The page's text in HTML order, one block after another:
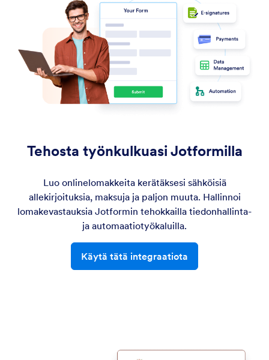
Tehosta työnkulkuasi Jotformilla
Luo onlinelomakkeita kerätäksesi sähköisiä
allekirjoituksia, maksuja ja paljon muuta. Hallinnoi
lomakevastauksia Jotformin tehokkailla tiedonhallinta-
ja automaatiotyökaluilla.
Käytä tätä integraatiota